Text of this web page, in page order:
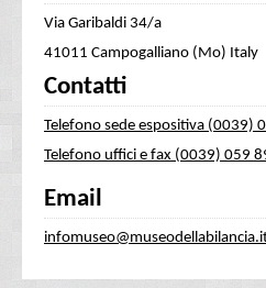
Via Garibaldi 34/a
41011 Campogalliano (Mo) Italy
Contatti
Telefono sede espositiva (0039)
Telefono uffici e fax (0039) 059
Email